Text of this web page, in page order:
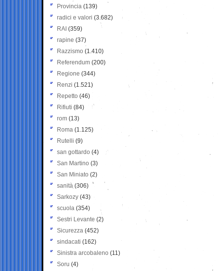
Provincia (139)
radici e valori (3.682)
RAI (359)
rapine (37)
Razzismo (1.410)
Referendum (200)
Regione (344)
Renzi (1.521)
Repetto (46)
Rifiuti (84)
rom (13)
Roma (1.125)
Rutelli (9)
san gottardo (4)
San Martino (3)
San Miniato (2)
sanità (306)
Sarkozy (43)
scuola (354)
Sestri Levante (2)
Sicurezza (452)
sindacati (162)
Sinistra arcobaleno (11)
Soru (4)